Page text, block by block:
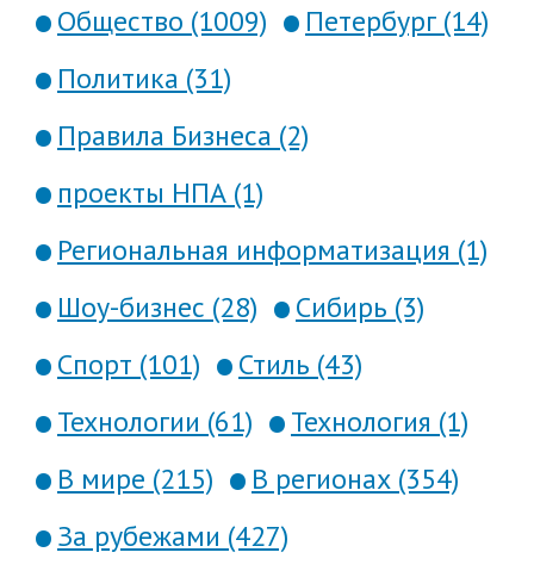
Общество (1009)
Петербург (14)
Политика (31)
Правила Бизнеса (2)
проекты НПА (1)
Региональная информатизация (1)
Шоу-бизнес (28)
Сибирь (3)
Спорт (101)
Стиль (43)
Технологии (61)
Технология (1)
В мире (215)
В регионах (354)
За рубежами (427)